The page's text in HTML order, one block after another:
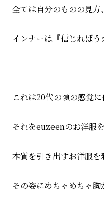
全ては自分のものの見方
インナーは『信じればう
これは20代の頃の感覚
それをeuzeenのお洋服
本質を引き出すお洋服を
その姿にめちゃめちゃ胸